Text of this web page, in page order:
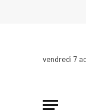
vendredi 7